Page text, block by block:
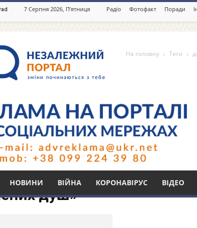
7 Серпня 2026, П’ятниця Радіо Фотофакт Поради
портал
Павлоград.dp.ua
НОВИНИ ВІЙНА КОРОНАВІРУС ВІДЕО
На головну Теги
фільм
душ»